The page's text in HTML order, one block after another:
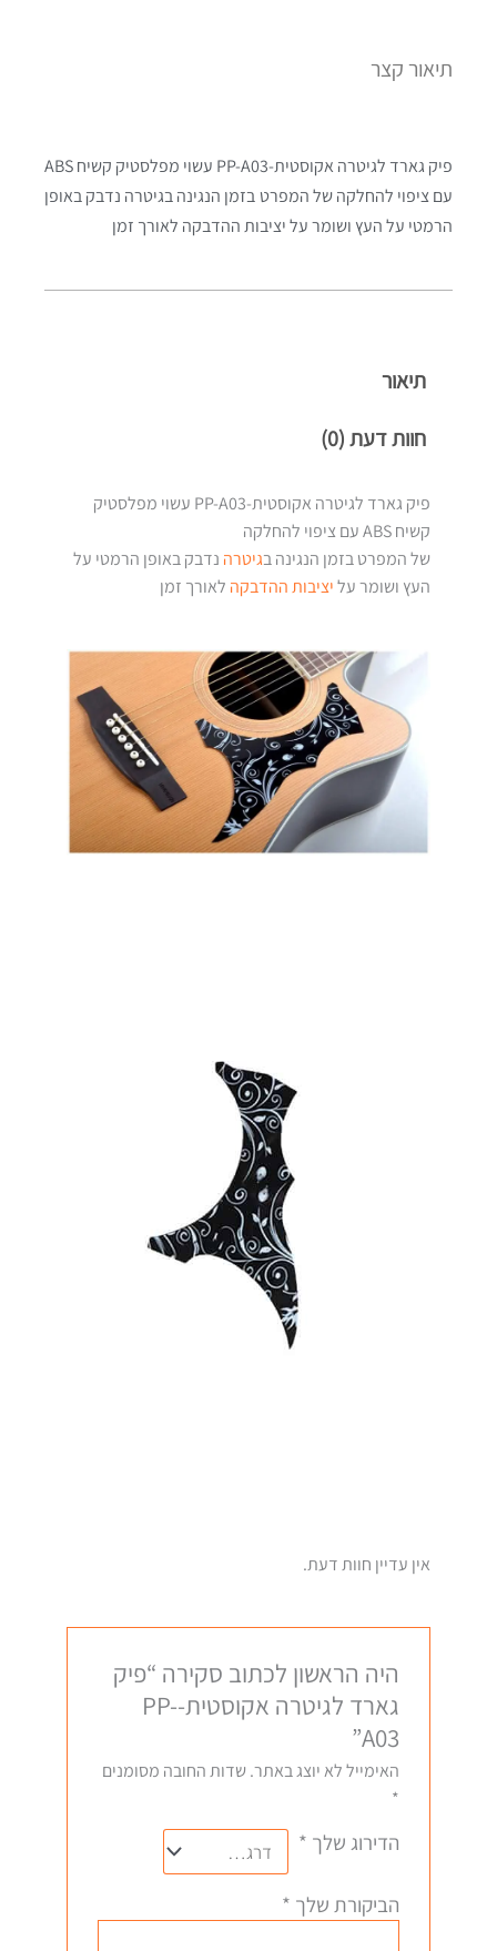
תיאור קצר
פיק גארד לגיטרה אקוסטית-PP-A03 עשוי מפלסטיק קשיח ABS
עם ציפוי להחלקה של המפרט בזמן הנגינה בגיטרה נדבק באופן
הרמטי על העץ ושומר על יציבות ההדבקה לאורך זמן
תיאור
חוות דעת (0)
פיק גארד לגיטרה אקוסטית-PP-A03 עשוי מפלסטיק
קשיח ABS עם ציפוי להחלקה
של המפרט בזמן הנגינה בגיטרה נדבק באופן הרמטי על
העץ ושומר עליציבות ההדבקה לאורך זמן
אין עדיין חוות דעת.
היה הראשון לכתוב סקירה “פיק
גארד לגיטרה אקוסטית-PP-
A03”
האימייל לא יוצג באתר.שדות החובה מסומנים
*
הדירוג שלך *
הביקורת שלך *